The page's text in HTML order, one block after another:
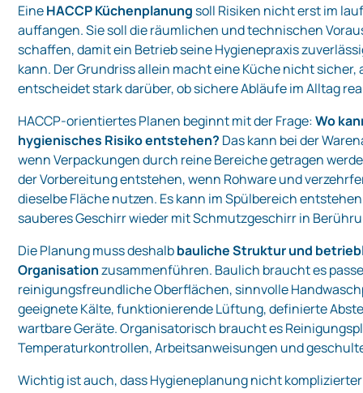
EineHACCP Küchenplanung soll Risiken nicht erst im
auffangen. Sie soll die räumlichen und technischen
schaffen, damit ein Betrieb seine Hygienepraxis
kann. Der Grundriss allein macht eine Küche nicht sicher,
entscheidet stark darüber, ob sichere Abläufe im Alltag
HACCP-orientiertes Planen beginnt mit der Frage:Wo
hygienisches Risiko entstehen? Das kann bei der
wenn Verpackungen durch reine Bereiche getragen
der Vorbereitung entstehen, wenn Rohware und
dieselbe Fläche nutzen. Es kann im Spülbereich
sauberes Geschirr wieder mit Schmutzgeschirr in
Die Planung muss deshalbbauliche Struktur und
Organisationzusammenführen. Baulich braucht es
reinigungsfreundliche Oberflächen, sinnvolle
geeignete Kälte, funktionierende Lüftung, definierte
wartbare Geräte. Organisatorisch braucht es
Temperaturkontrollen, Arbeitsanweisungen und
Wichtig ist auch, dass Hygieneplanung nicht